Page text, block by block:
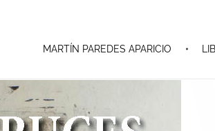
MARTÍN PAREDES APARICIO